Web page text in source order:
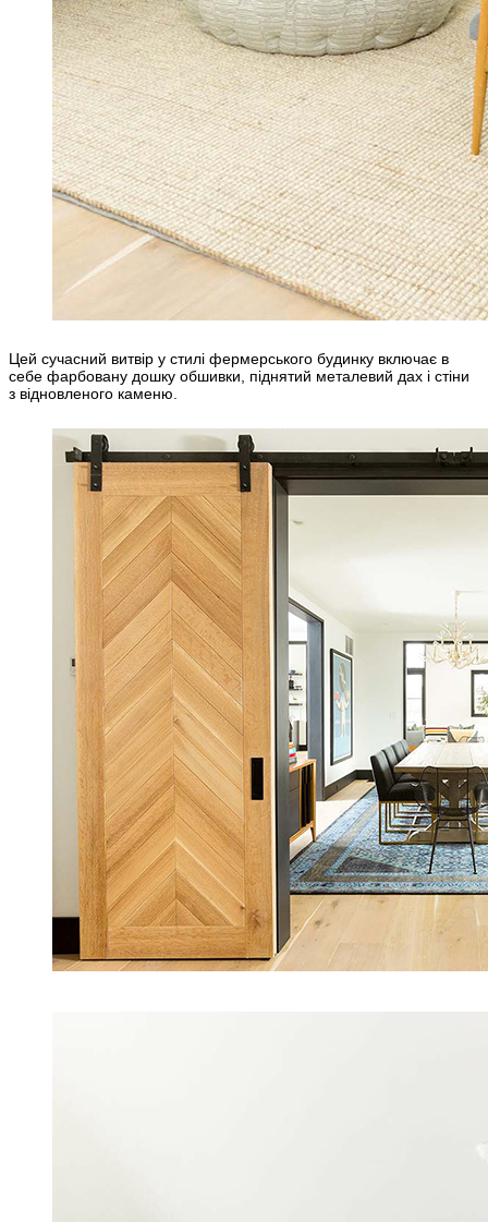
Цей сучасний витвір у стилі фермерського будинку включає в
себе фарбовану дошку обшивки, піднятий металевий дах і стіни
з відновленого каменю.